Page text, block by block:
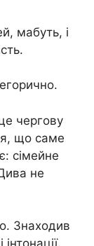
мабуть, і
чергову
що саме
сімейне
не
Знаходив